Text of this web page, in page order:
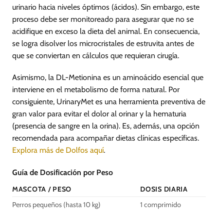
urinario hacia niveles óptimos (ácidos). Sin embargo, este
proceso debe ser monitoreado para asegurar que no se
acidifique en exceso la dieta del animal. En consecuencia,
se logra disolver los microcristales de estruvita antes de
que se conviertan en cálculos que requieran cirugía.
Asimismo, la DL-Metionina es un aminoácido esencial que
interviene en el metabolismo de forma natural. Por
consiguiente, UrinaryMet es una herramienta preventiva de
gran valor para evitar el dolor al orinar y la hematuria
(presencia de sangre en la orina). Es, además, una opción
recomendada para acompañar dietas clínicas específicas.
Explora más de Dolfos aquí.
Guía de Dosificación por Peso
MASCOTA / PESO
DOSIS DIARIA
Perros pequeños (hasta 10 kg)
1 comprimido